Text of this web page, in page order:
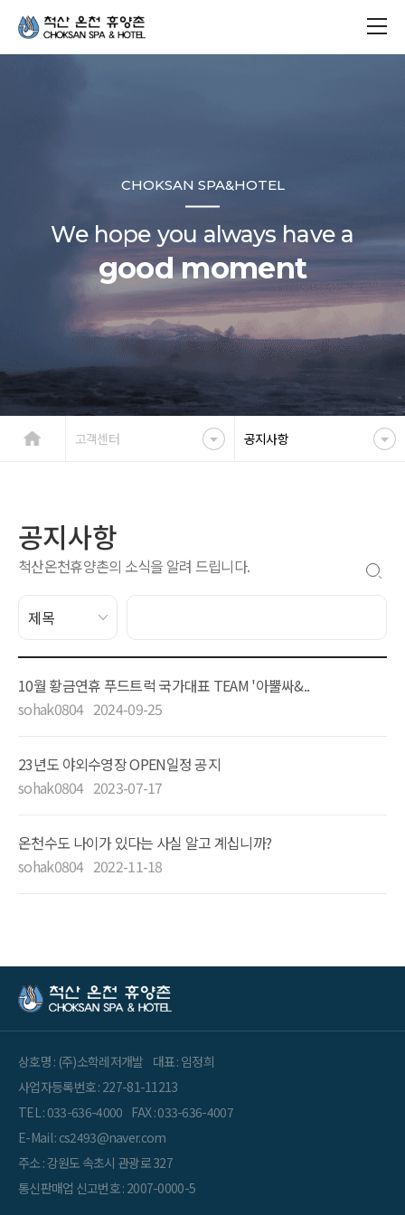
CHOKSAN SPA&HOTEL
We hope you always have a
good moment
고객센터 공지사항
공지사항
척산온천휴양촌의 소식을 알려 드립니다.
10월 황금연휴 푸드트럭 국가대표 TEAM '아뿔싸&..
sohak0804 2024-09-25
23년도 야외수영장 OPEN일정 공지
sohak0804 2023-07-17
온천수도 나이가 있다는 사실 알고 계십니까?
sohak0804 2022-11-18
상호명 : (주)소학레저개발 대표 : 임정희
사업자등록번호 : 227-81-11213
TEL : 033-636-4000 FAX : 033-636-4007
E-Mail : cs2493@naver.com
주소 : 강원도 속초시 관광로 327
통신판매업 신고번호 : 2007-0000-5